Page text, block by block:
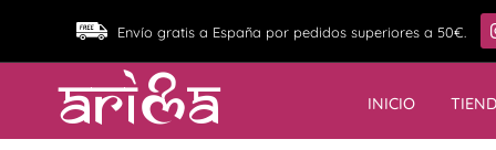
Envío gratis a España por pedidos superiores a 50€.
INICIO